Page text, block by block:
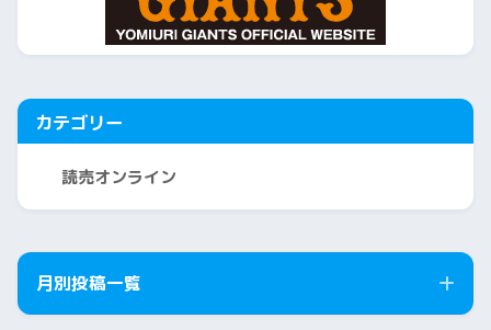
カテゴリー
読売オンライン
月別投稿一覧